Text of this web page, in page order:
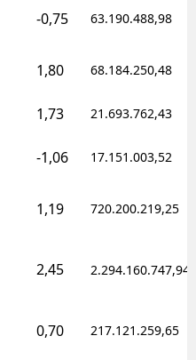
-0,75 63.190.488,98
1,80 68.184.250,48
1,73 21.693.762,43
-1,06 17.151.003,52
1,19 720.200.219,25
2,45 2.294.160.747,94
0,70 217.121.259,65